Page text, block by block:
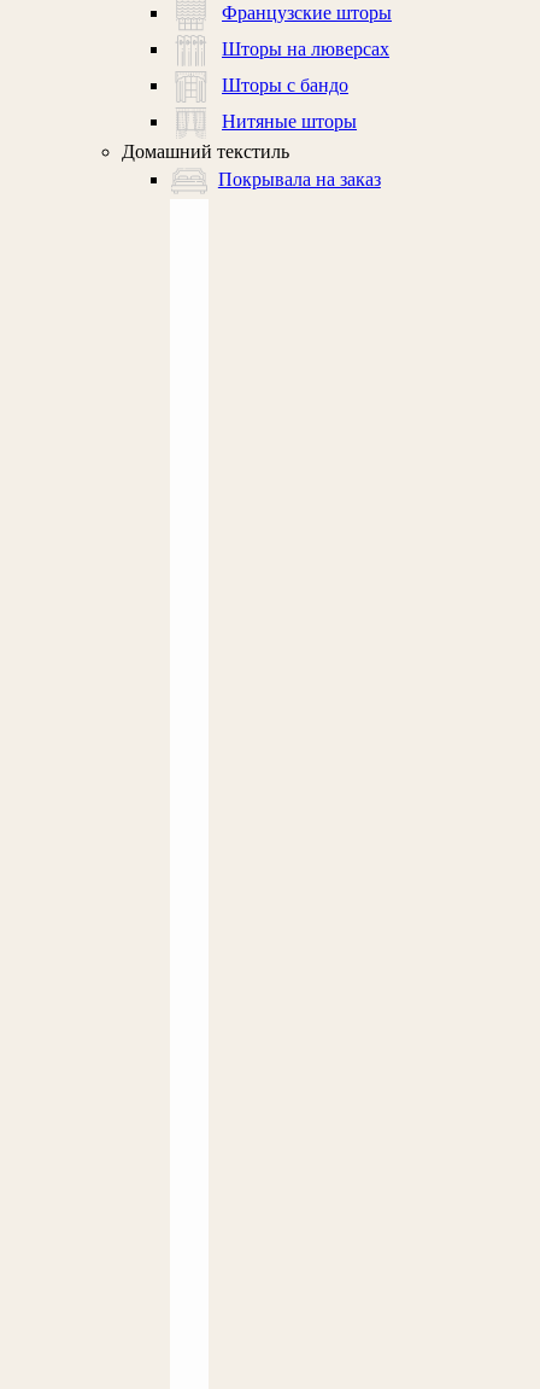
Французские шторы
Шторы на люверсах
Шторы с бандо
Нитяные шторы
Домашний текстиль
Покрывала на заказ